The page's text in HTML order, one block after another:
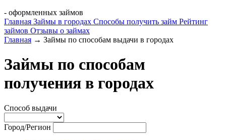
- оформленных займов
Главная Займы в городах Способы получить займ Рейтинг
займов Отзывы о займах
Главная → Займы по способам выдачи в городах
Займы по способам
получения в городах
Способ выдачи
Город/Регион